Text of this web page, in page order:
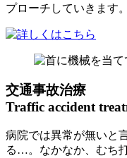
プローチしていきます。
交通事故治療
Traffic accident
病院では異常が無いと
る…。なかなか、むち